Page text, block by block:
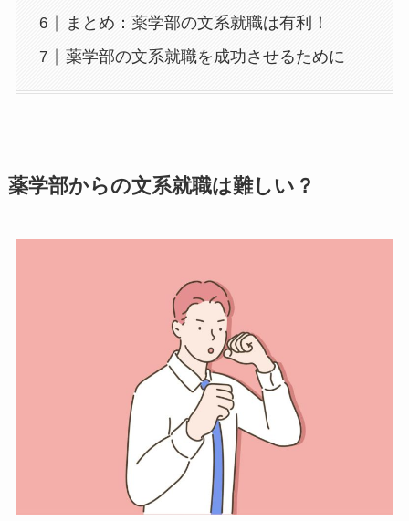
まとめ：薬学部の文系就職は有利！
薬学部の文系就職を成功させるために
薬学部からの文系就職は難しい？